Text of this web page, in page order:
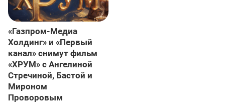
«Газпром-Медиа
Холдинг» и «Первый
канал» снимут фильм
«ХРУМ» с Ангелиной
Стречиной, Бастой и
Мироном
Проворовым